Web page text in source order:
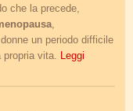
che la precede,
,
un periodo difficile
propria vita. Leggi